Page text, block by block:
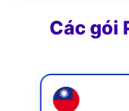
Các gói